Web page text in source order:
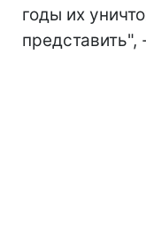
годы их
представить",